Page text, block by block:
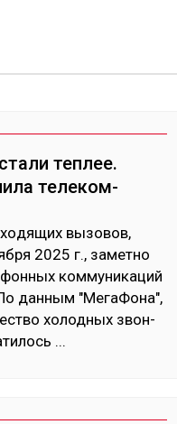
теплее.
телеком-
вы­зовов,
2025 г., за­мет­но
ком­му­ника­ций
дан­ным "Ме­гаФо­на",
хо­лод­ных звон­
...